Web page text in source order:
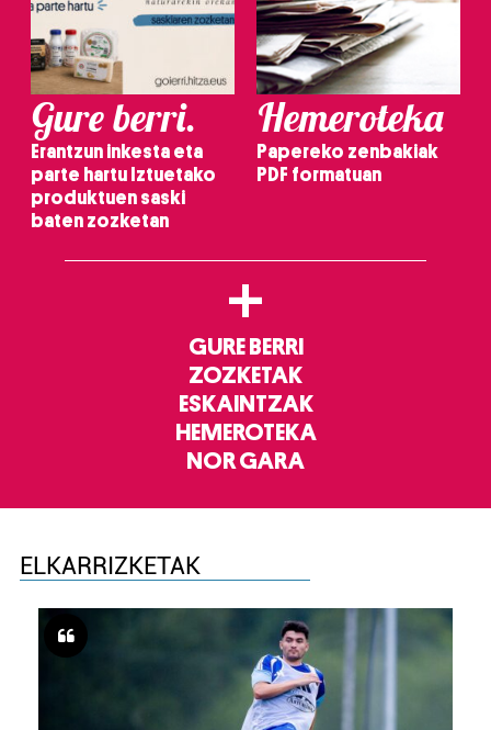
Gure berri.
Erantzun inkesta eta
parte hartu Iztuetako
produktuen saski
baten zozketan
Hemeroteka
Papereko zenbakiak
PDF formatuan
+
GURE BERRI
ZOZKETAK
ESKAINTZAK
HEMEROTEKA
NOR GARA
ELKARRIZKETAK